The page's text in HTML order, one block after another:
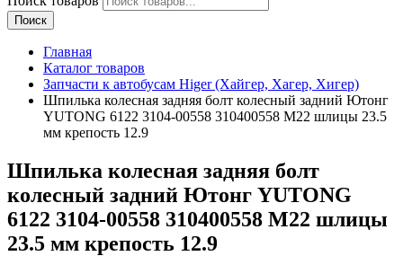
Поиск
Главная
Каталог товаров
Запчасти к автобусам Higer (Хайгер, Хагер, Хигер)
Шпилька колесная задняя болт колесный задний Ютонг
YUTONG 6122 3104-00558 310400558 M22 шлицы 23.5
мм крепость 12.9
Шпилька колесная задняя болт
колесный задний Ютонг YUTONG
6122 3104-00558 310400558 M22 шлицы
23.5 мм крепость 12.9